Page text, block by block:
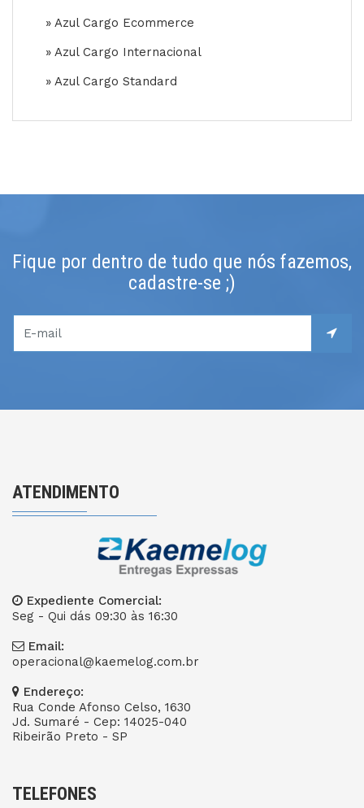
» Azul Cargo Ecommerce
» Azul Cargo Internacional
» Azul Cargo Standard
Fique por dentro de tudo que nós fazemos,
cadastre-se ;)
ATENDIMENTO
Expediente Comercial:
Seg - Qui dás 09:30 às 16:30
Email:
operacional@kaemelog.com.br
Endereço:
Rua Conde Afonso Celso, 1630
Jd. Sumaré - Cep: 14025-040
Ribeirão Preto - SP
TELEFONES